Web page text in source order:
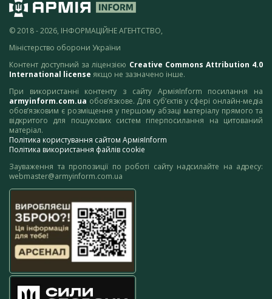
© 2018 - 2026, ІНФОРМАЦІЙНЕ АГЕНТСТВО,
Міністерство оборони України
Контент доступний за ліцензією Creative Commons Attribution 4.0
International license якщо не зазначено інше.
При використанні контенту з сайту АрміяInform посилання на
armyinform.com.ua обов’язкове. Для суб’єктів у сфері онлайн-медіа
обов’язковим є розміщення у першому абзаці матеріалу прямого та
відкритого для пошукових систем гіперпосилання на цитований
матеріал.
Політика користування сайтом АрміяInform
Політика використання файлів cookie
Зауваження та пропозиції по роботі сайту надсилайте на адресу:
webmaster@armyinform.com.ua